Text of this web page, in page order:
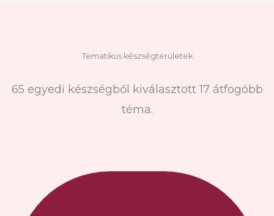
Tematikus készségterületek
65 egyedi készségből kiválasztott 17 átfogóbb
téma.